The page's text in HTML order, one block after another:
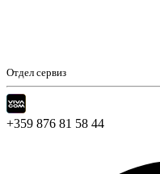
Отдел сервиз
+359 876 81 58 44